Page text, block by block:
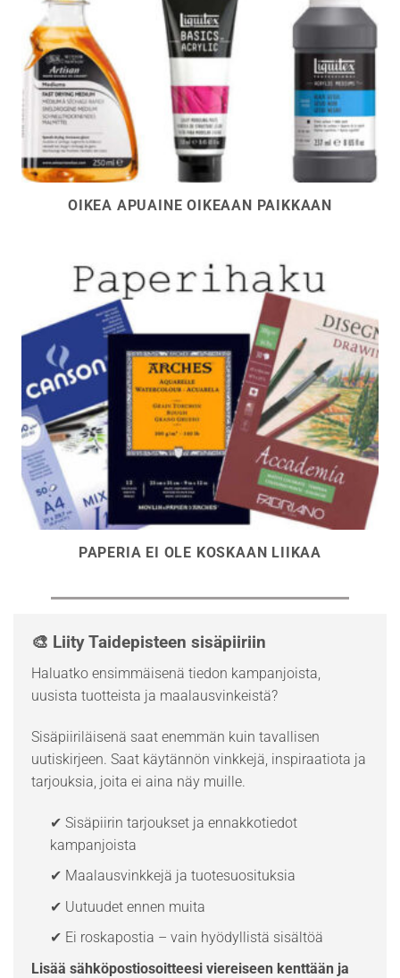
OIKEA APUAINE OIKEAAN PAIKKAAN
PAPERIA EI OLE KOSKAAN LIIKAA
🎨 Liity Taidepisteen sisäpiiriin
Haluatko ensimmäisenä tiedon kampanjoista,
uusista tuotteista ja maalausvinkeistä?
Sisäpiiriläisenä saat enemmän kuin tavallisen
uutiskirjeen. Saat käytännön vinkkejä, inspiraatiota ja
tarjouksia, joita ei aina näy muille.
✔ Sisäpiirin tarjoukset ja ennakkotiedot
kampanjoista
✔ Maalausvinkkejä ja tuotesuosituksia
✔ Uutuudet ennen muita
✔ Ei roskapostia – vain hyödyllistä sisältöä
Lisää sähköpostiosoitteesi viereiseen kenttään ja